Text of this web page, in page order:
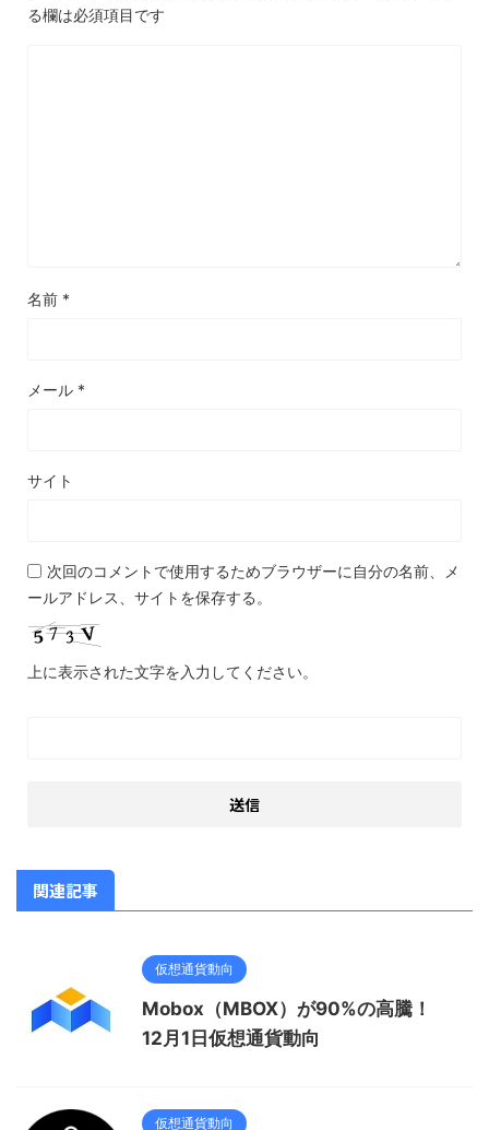
る欄は必須項目です
名前 *
メール *
サイト
次回のコメントで使用するためブラウザーに自分の名前、メ
ールアドレス、サイトを保存する。
上に表示された文字を入力してください。
関連記事
仮想通貨動向
Mobox（MBOX）が90%の高騰！
12月1日仮想通貨動向
仮想通貨動向